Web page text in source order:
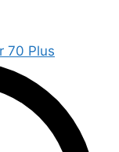
70 Plus